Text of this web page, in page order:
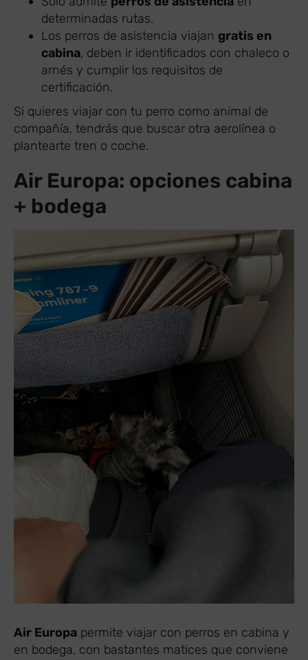
determinadas rutas.
Los perros de asistencia viajan gratis en
cabina, deben ir identificados con chaleco o
arnés y cumplir los requisitos de
certificación.
Si quieres viajar con tu perro como animal de
compañía, tendrás que buscar otra aerolínea o
plantearte tren o coche.
Air Europa: opciones cabina
+ bodega
Air Europa permite viajar con perros en cabina y
en bodega, con bastantes matices que conviene